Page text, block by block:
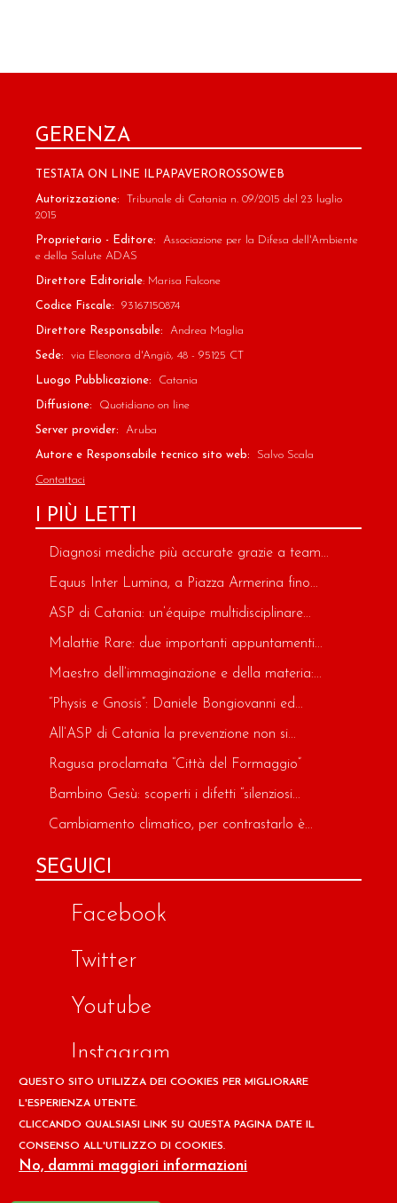
GERENZA
TESTATA ON LINE ILPAPAVEROROSSOWEB
Autorizzazione: Tribunale di Catania n. 09/2015 del 23 luglio
2015
Proprietario - Editore: Associazione per la Difesa dell'Ambiente
e della Salute ADAS
Direttore Editoriale: Marisa Falcone
Codice Fiscale: 93167150874
Direttore Responsabile: Andrea Maglia
Sede: via Eleonora d'Angiò, 48 - 95125 CT
Luogo Pubblicazione: Catania
Diffusione: Quotidiano on line
Server provider: Aruba
Autore e Responsabile tecnico sito web: Salvo Scala
Contattaci
I PIÙ LETTI
Diagnosi mediche più accurate grazie a team...
Equus Inter Lumina, a Piazza Armerina fino...
ASP di Catania: un’équipe multidisciplinare...
Malattie Rare: due importanti appuntamenti...
Maestro dell’immaginazione e della materia:...
“Physis e Gnosis”: Daniele Bongiovanni ed...
All’ASP di Catania la prevenzione non si...
Ragusa proclamata “Città del Formaggio”
Bambino Gesù: scoperti i difetti “silenziosi...
Cambiamento climatico, per contrastarlo è...
SEGUICI
Facebook
Twitter
Youtube
Instagram
Google
Copyright © 2026 Il design ed i contenuti del sito
www.ilpapaverorossoweb.it
per la Difesa dell'Ambiente e della Salute ADAS
QUESTO SITO UTILIZZA DEI COOKIES PER MIGLIORARE
L'ESPERIENZA UTENTE.
CLICCANDO QUALSIASI LINK SU QUESTA PAGINA DATE IL
CONSENSO ALL'UTILIZZO DI COOKIES.
No, dammi maggiori informazioni